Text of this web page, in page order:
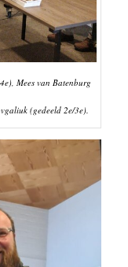
Mees van Batenburg
(gedeeld 2e/3e).